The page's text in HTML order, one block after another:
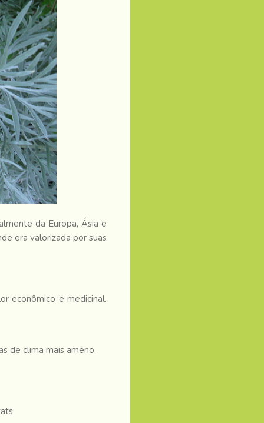
da Europa, Ásia e
era valorizada por suas
econômico e medicinal.
de clima mais ameno.